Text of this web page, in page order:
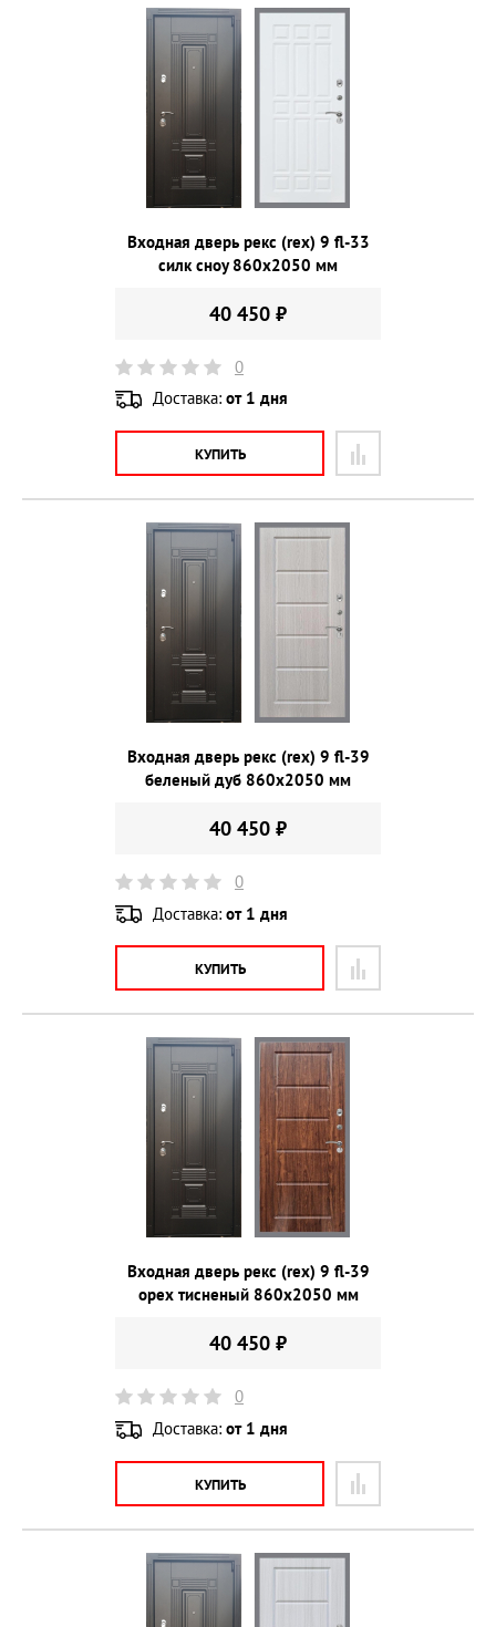
Входная дверь рекс (rex) 9 fl-33
силк сноу 860х2050 мм
40 450 ₽
0
Доставка: от 1 дня
КУПИТЬ
Входная дверь рекс (rex) 9 fl-39
беленый дуб 860х2050 мм
40 450 ₽
0
Доставка: от 1 дня
КУПИТЬ
Входная дверь рекс (rex) 9 fl-39
орех тисненый 860х2050 мм
40 450 ₽
0
Доставка: от 1 дня
КУПИТЬ